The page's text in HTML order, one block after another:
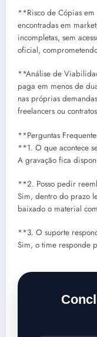
**Risco de Cópias
encontradas em
incompletas, sem
oficial,
**Análise de
paga em menos de
nas próprias
freelancers ou
**Perguntas
**1. O que acontece
A gravação fica
**2. Posso pedir
Sim, dentro do prazo
baixado o material
**3. O suporte
Sim, o time responde